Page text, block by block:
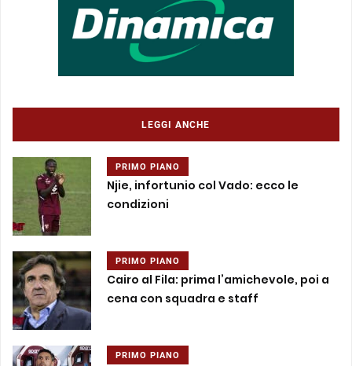
LEGGI ANCHE
PRIMO PIANO
Njie, infortunio col Vado: ecco le
condizioni
PRIMO PIANO
Cairo al Fila: prima l’amichevole, poi a
cena con squadra e staff
PRIMO PIANO